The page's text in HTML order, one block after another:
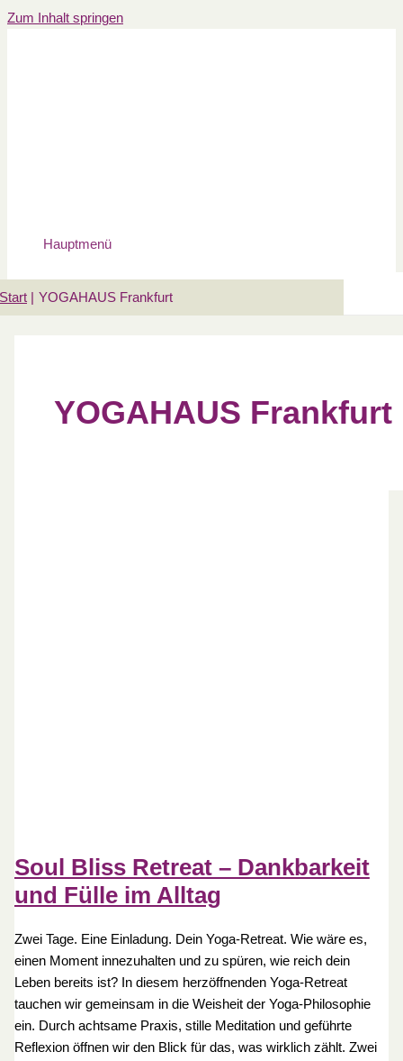
Zum Inhalt springen
Hauptmenü
Start YOGAHAUS Frankfurt
YOGAHAUS Frankfurt
Soul Bliss Retreat – Dankbarkeit
und Fülle im Alltag
Zwei Tage. Eine Einladung. Dein Yoga-Retreat. Wie wäre es,
einen Moment innezuhalten und zu spüren, wie reich dein
Leben bereits ist? In diesem herzöffnenden Yoga-Retreat
tauchen wir gemeinsam in die Weisheit der Yoga-Philosophie
ein. Durch achtsame Praxis, stille Meditation und geführte
Reflexion öffnen wir den Blick für das, was wirklich zählt. Zwei